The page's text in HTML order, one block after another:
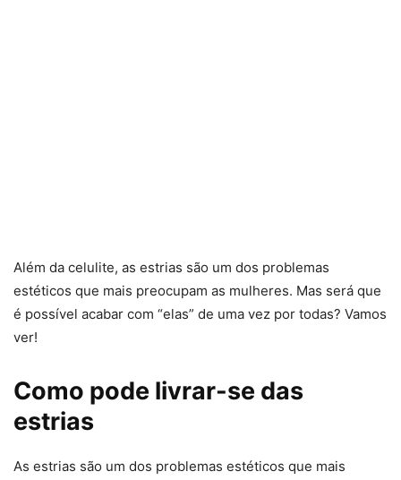
Além da celulite, as estrias são um dos problemas
estéticos que mais preocupam as mulheres. Mas será que
é possível acabar com “elas” de uma vez por todas? Vamos
ver!
Como pode livrar-se das
estrias
As estrias são um dos problemas estéticos que mais